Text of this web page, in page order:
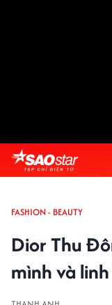
FASHION - BEAUTY
Dior Thu
mình và